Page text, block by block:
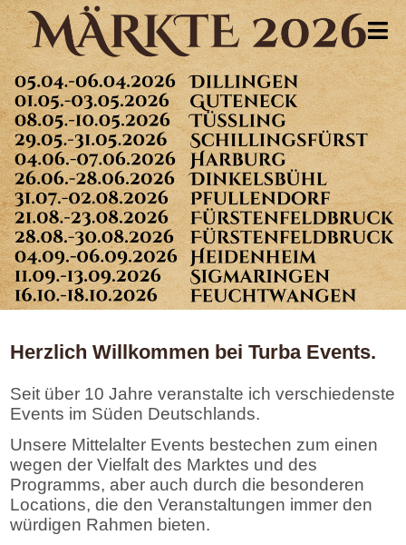
Herzlich Willkommen bei Turba Events.
Seit über 10 Jahre veranstalte ich verschiedenste
Events im Süden Deutschlands.
Unsere Mittelalter Events bestechen zum einen
wegen der Vielfalt des Marktes und des
Programms, aber auch durch die besonderen
Locations, die den Veranstaltungen immer den
würdigen Rahmen bieten.